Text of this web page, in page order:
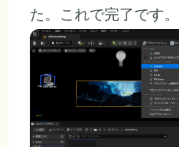
た。これで完了です